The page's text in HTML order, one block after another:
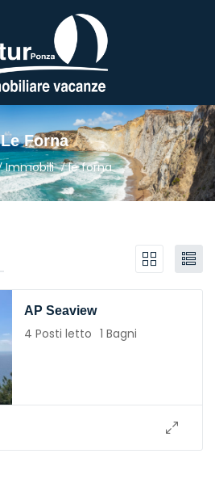
Le Forna
Immobili le forna
AP Seaview
4 Posti letto 1 Bagni